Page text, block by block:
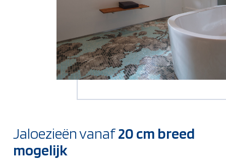
Jaloezieën vanaf20 cm breed
mogelijk